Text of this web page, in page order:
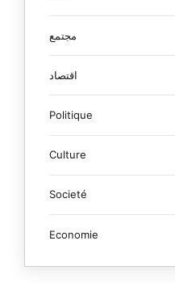
مجتمع
اقتصاد
Politique
Culture
Societé
Economie